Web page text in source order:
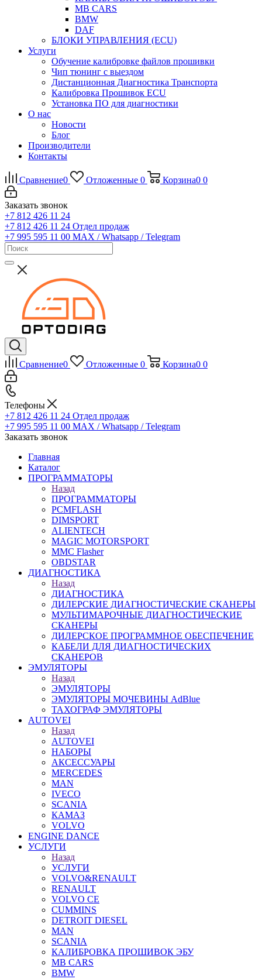
MB CARS
BMW
DAF
БЛОКИ УПРАВЛЕНИЯ (ECU)
Услуги
Обучение калибровке файлов прошивки
Чип тюнинг с выездом
Дистанционная Диагностика Транспорта
Калибровка Прошивок ECU
Установка ПО для диагностики
О нас
Новости
Блог
Производители
Контакты
Сравнение0 Отложенные 0 Корзина0 0
Заказать звонок
+7 812 426 11 24
+7 812 426 11 24 Отдел продаж
+7 995 595 11 00 MAX / Whatsapp / Telegram
Сравнение0 Отложенные 0 Корзина0 0
Телефоны
+7 812 426 11 24 Отдел продаж
+7 995 595 11 00 MAX / Whatsapp / Telegram
Заказать звонок
Главная
Каталог
ПРОГРАММАТОРЫ
Назад
ПРОГРАММАТОРЫ
PCMFLASH
DIMSPORT
ALIENTECH
MAGIC MOTORSPORT
MMC Flasher
OBDSTAR
ДИАГНОСТИКА
Назад
ДИАГНОСТИКА
ДИЛЕРСКИЕ ДИАГНОСТИЧЕСКИЕ СКАНЕРЫ
МУЛЬТИМАРОЧНЫЕ ДИАГНОСТИЧЕСКИЕ
СКАНЕРЫ
ДИЛЕРСКОЕ ПРОГРАММНОЕ ОБЕСПЕЧЕНИЕ
КАБЕЛИ ДЛЯ ДИАГНОСТИЧЕСКИХ
СКАНЕРОВ
ЭМУЛЯТОРЫ
Назад
ЭМУЛЯТОРЫ
ЭМУЛЯТОРЫ МОЧЕВИНЫ АdBlue
ТАХОГРАФ ЭМУЛЯТОРЫ
AUTOVEI
Назад
AUTOVEI
НАБОРЫ
АКСЕССУАРЫ
MERCEDES
MAN
IVECO
SCANIA
КАМАЗ
VOLVO
ENGINE DANCE
УСЛУГИ
Назад
УСЛУГИ
VOLVO&RENAULT
RENAULT
VOLVO CE
CUMMINS
DETROIT DIESEL
MAN
SCANIA
КАЛИБРОВКА ПРОШИВОК ЭБУ
MB CARS
BMW